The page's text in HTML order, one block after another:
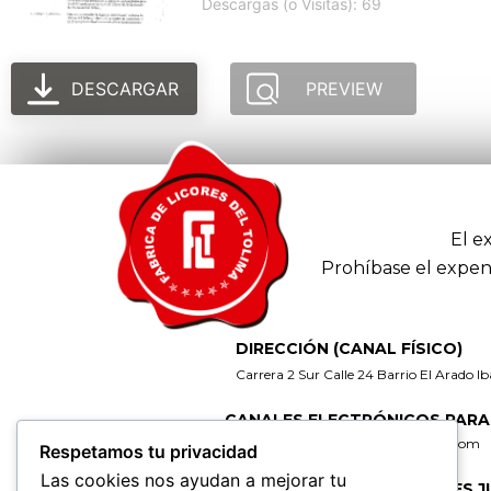
DESCARGAR PREVIEW
El
Prohíbase el
DIRECCIÓN (CANAL FÍSICO)
Carrera 2 Sur Calle 24 Barrio El Arado
CANALES ELECTRÓNICOS
gerencia@fabricadelicoresdeltolima.com
Respetamos tu privacidad
Las cookies nos ayudan a mejorar tu